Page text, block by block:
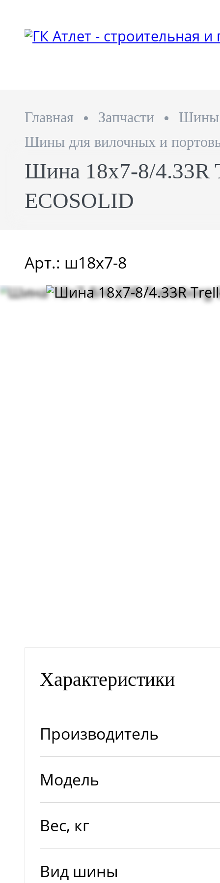
Главная Запчасти
Шины
Шины для вилочных и
Шина 18х7-8/4.33R
ECOSOLID
Арт.: ш18х7-8
Характеристики
Производитель
Модель
Вес, кг
Вид шины